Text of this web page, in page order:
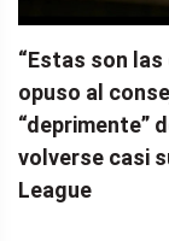
“Estas son
opuso al
“deprimente”
volverse casi
League